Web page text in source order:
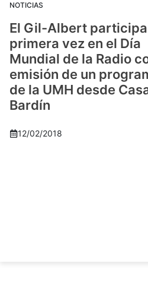
NOTICIAS
El Gil-Albert
primera vez en el Día
Mundial de la Radio
emisión de un
de la UMH desde
Bardín
12/02/2018